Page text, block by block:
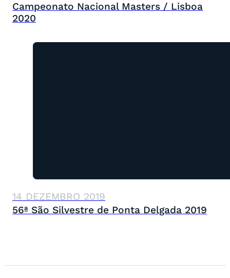
Campeonato Nacional Masters / Lisboa
2020
14 DEZEMBRO 2019
56ª São Silvestre de Ponta Delgada 2019